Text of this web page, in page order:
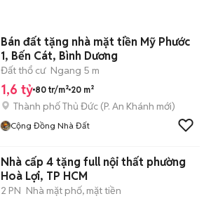
Bán đất tặng nhà mặt tiền Mỹ Phước
1, Bến Cát, Bình Dương
Đất thổ cư Ngang 5 m
1,6 tỷ 80 tr/m² 20 m²
Thành phố Thủ Đức (P. An Khánh mới)
Cộng Đồng Nhà Đất
Nhà cấp 4 tặng full nội thất phường
Hoà Lợi, TP HCM
2 PN Nhà mặt phố, mặt tiền